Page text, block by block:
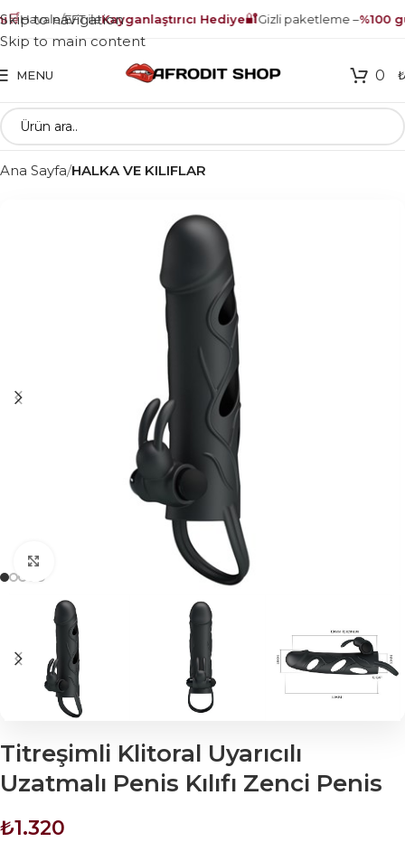
Havale/EFT ileKayganlaştırıcı Hediye🔐Gizli paketleme –%100
Skip to navigation
Skip to main content
MENU 0 ₺
Ana Sayfa HALKA VE KILIFLAR
Titreşimli Klitoral Uyarıcılı
Uzatmalı Penis Kılıfı Zenci Penis
₺1.320